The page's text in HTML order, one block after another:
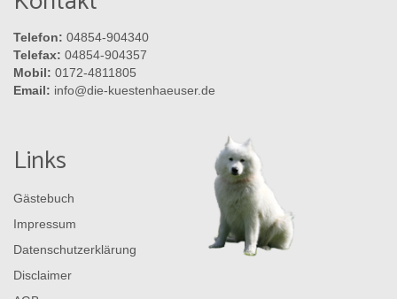
Telefon: 04854-904340
Telefax: 04854-904357
Mobil: 0172-4811805
Email: info@die-kuestenhaeuser.de
Links
Gästebuch
Impressum
Datenschutzerklärung
Disclaimer